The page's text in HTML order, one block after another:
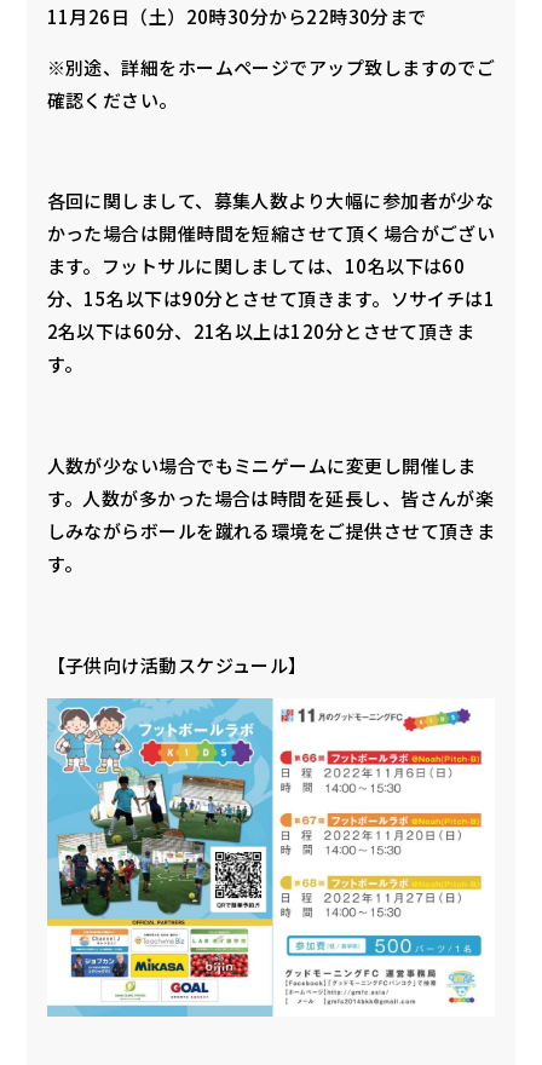
11月26日（土）20時30分から22時30分まで
※別途、詳細をホームページでアップ致しますのでご
確認ください。
各回に関しまして、募集人数より大幅に参加者が少な
かった場合は開催時間を短縮させて頂く場合がござい
ます。フットサルに関しましては、10名以下は60
分、15名以下は90分とさせて頂きます。ソサイチは1
2名以下は60分、21名以上は120分とさせて頂きま
す。
人数が少ない場合でもミニゲームに変更し開催しま
す。人数が多かった場合は時間を延長し、皆さんが楽
しみながらボールを蹴れる環境をご提供させて頂きま
す。
【子供向け活動スケジュール】